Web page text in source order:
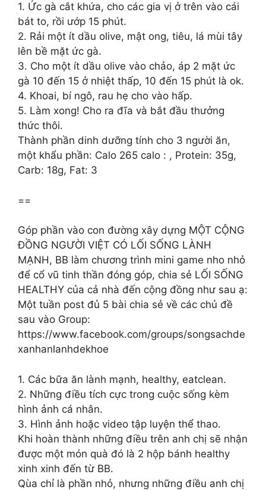
1. Ức gà cắt khứa, cho các gia vị ở trên vào cái
bát to, rồi ướp 15 phút.
2. Rải một ít dầu olive, mật ong, tiêu, lá mùi tây
lên bề mặt ức gà.
3. Cho một ít dầu olive vào chảo, áp 2 mặt ức
gà 10 đến 15 ở nhiệt thấp, 10 đến 15 phút là ok.
4. Khoai, bí ngô, rau hẹ cho vào hấp.
5. Làm xong! Cho ra đĩa và bắt đầu thưởng
thức thôi.
Thành phần dinh dưỡng tính cho 3 người ăn,
một khẩu phần: Calo 265 calo : , Protein: 35g,
Carb: 18g, Fat: 3
==
Góp phần vào con đường xây dựng MỘT CỘNG
ĐỒNG NGƯỜI VIỆT CÓ LỐI SỐNG LÀNH
MẠNH, BB làm chương trình mini game nho nhỏ
để cổ vũ tinh thần đóng góp, chia sẻ LỐI SỐNG
HEALTHY của cả nhà đến cộng đồng như sau ạ:
Một tuần post đủ 5 bài chia sẻ về các chủ đề
sau vào Group:
https://www.facebook.com/groups/songsachde
xanhanlanhdekhoe
1. Các bữa ăn lành mạnh, healthy, eatclean.
2. Những điều tích cực trong cuộc sống kèm
hình ảnh cá nhân.
3. Hình ảnh hoặc video tập luyện thể thao.
Khi hoàn thành những điều trên anh chị sẽ nhận
được một món quà đó là 2 hộp bánh healthy
xinh xinh đến từ BB.
Qùa chỉ là phần nhỏ, nhưng những điều anh chị